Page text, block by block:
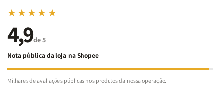
★★★★★
4,9de 5
Nota pública da loja na Shopee
Milhares de avaliações públicas nos produtos da nossa operação.